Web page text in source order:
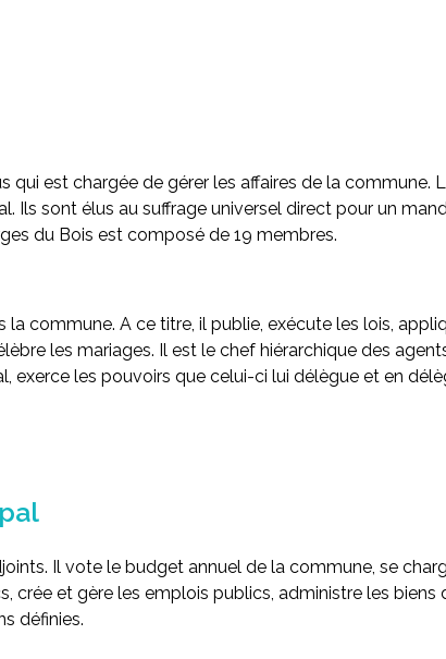
qui est chargée de gérer les affaires de la commune.
Ils sont élus au suffrage universel direct pour un
du Bois est composé de 19 membres.
la commune. A ce titre, il publie, exécute les lois,
les mariages. Il est le chef hiérarchique des
exerce les pouvoirs que celui-ci lui délègue et en
Il vote le budget annuel de la commune, se
crée et gère les emplois publics, administre les
définies.